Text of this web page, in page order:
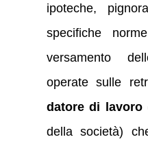
ipoteche,
specifiche
versamento
operate sulle
datore di lavoro
della società)